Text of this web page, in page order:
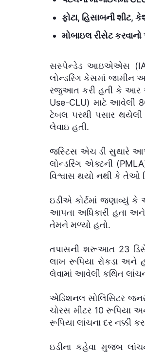
ફોટા, હિસાબની શીટ,
મોબાઇલ રીસેટ
સસ્પેન્ડેડ આઇએએસ
લોન્ડરિંગ કેસમાં જામીન
રજુઆત કરી હતી કે આર
Use-CLU) માટે આવેલી
ટેબલ પરથી પસાર થયેલી
લેવાઇ હતી.
જસ્ટિસ એચ ડી સુથારે
લોન્ડરિંગ એક્ટની
વિશ્વાસ થયો નથી કે તેઓ
ઇડીએ કોર્ટમાં જણાવ્યું
આપતા અધિકારી હતા અને
તેમને મળ્યો હતો.
તપાસની શરૂઆત 23
લાખ રૂપિયા રોકડા અને
લેવામાં આવેલી કથિત
એડિશનલ સોલિસિટર
ચોરસ મીટર 10 રૂપિયા
રૂપિયા લાંચના દર નક્કી
ઇડીના કહેવા મુજબ